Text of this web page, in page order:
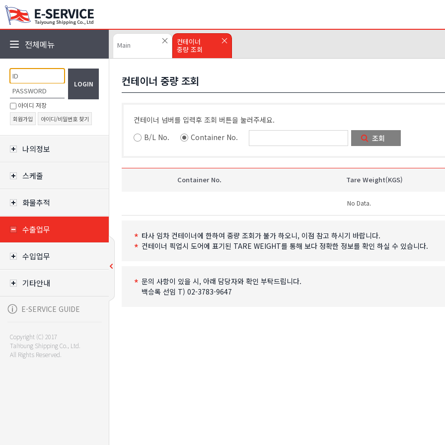
전체메뉴
아이디 저장
회원가입 아이디/비밀번호 찾기
나의정보
스케줄
화물추적
수출업무
수입업무
기타안내
E-SERVICE GUIDE
Copyright (C) 2017
TaiYoung Shipping Co., Ltd.
All Rights Reserved.
Main
컨테이너
중량 조회